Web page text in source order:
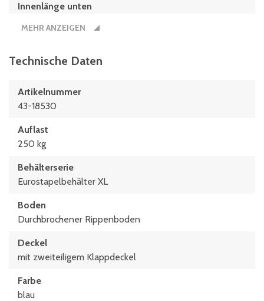
Innenlänge unten
359 x 259 x 252 (mm)
400 mm
400 x 300 (mm)
MEHR ANZEIGEN
Technische Daten
Artikelnummer
43-18530
Auflast
250 kg
Behälterserie
Eurostapelbehälter XL
Boden
Durchbrochener Rippenboden
Deckel
mit zweiteiligem Klappdeckel
Farbe
blau